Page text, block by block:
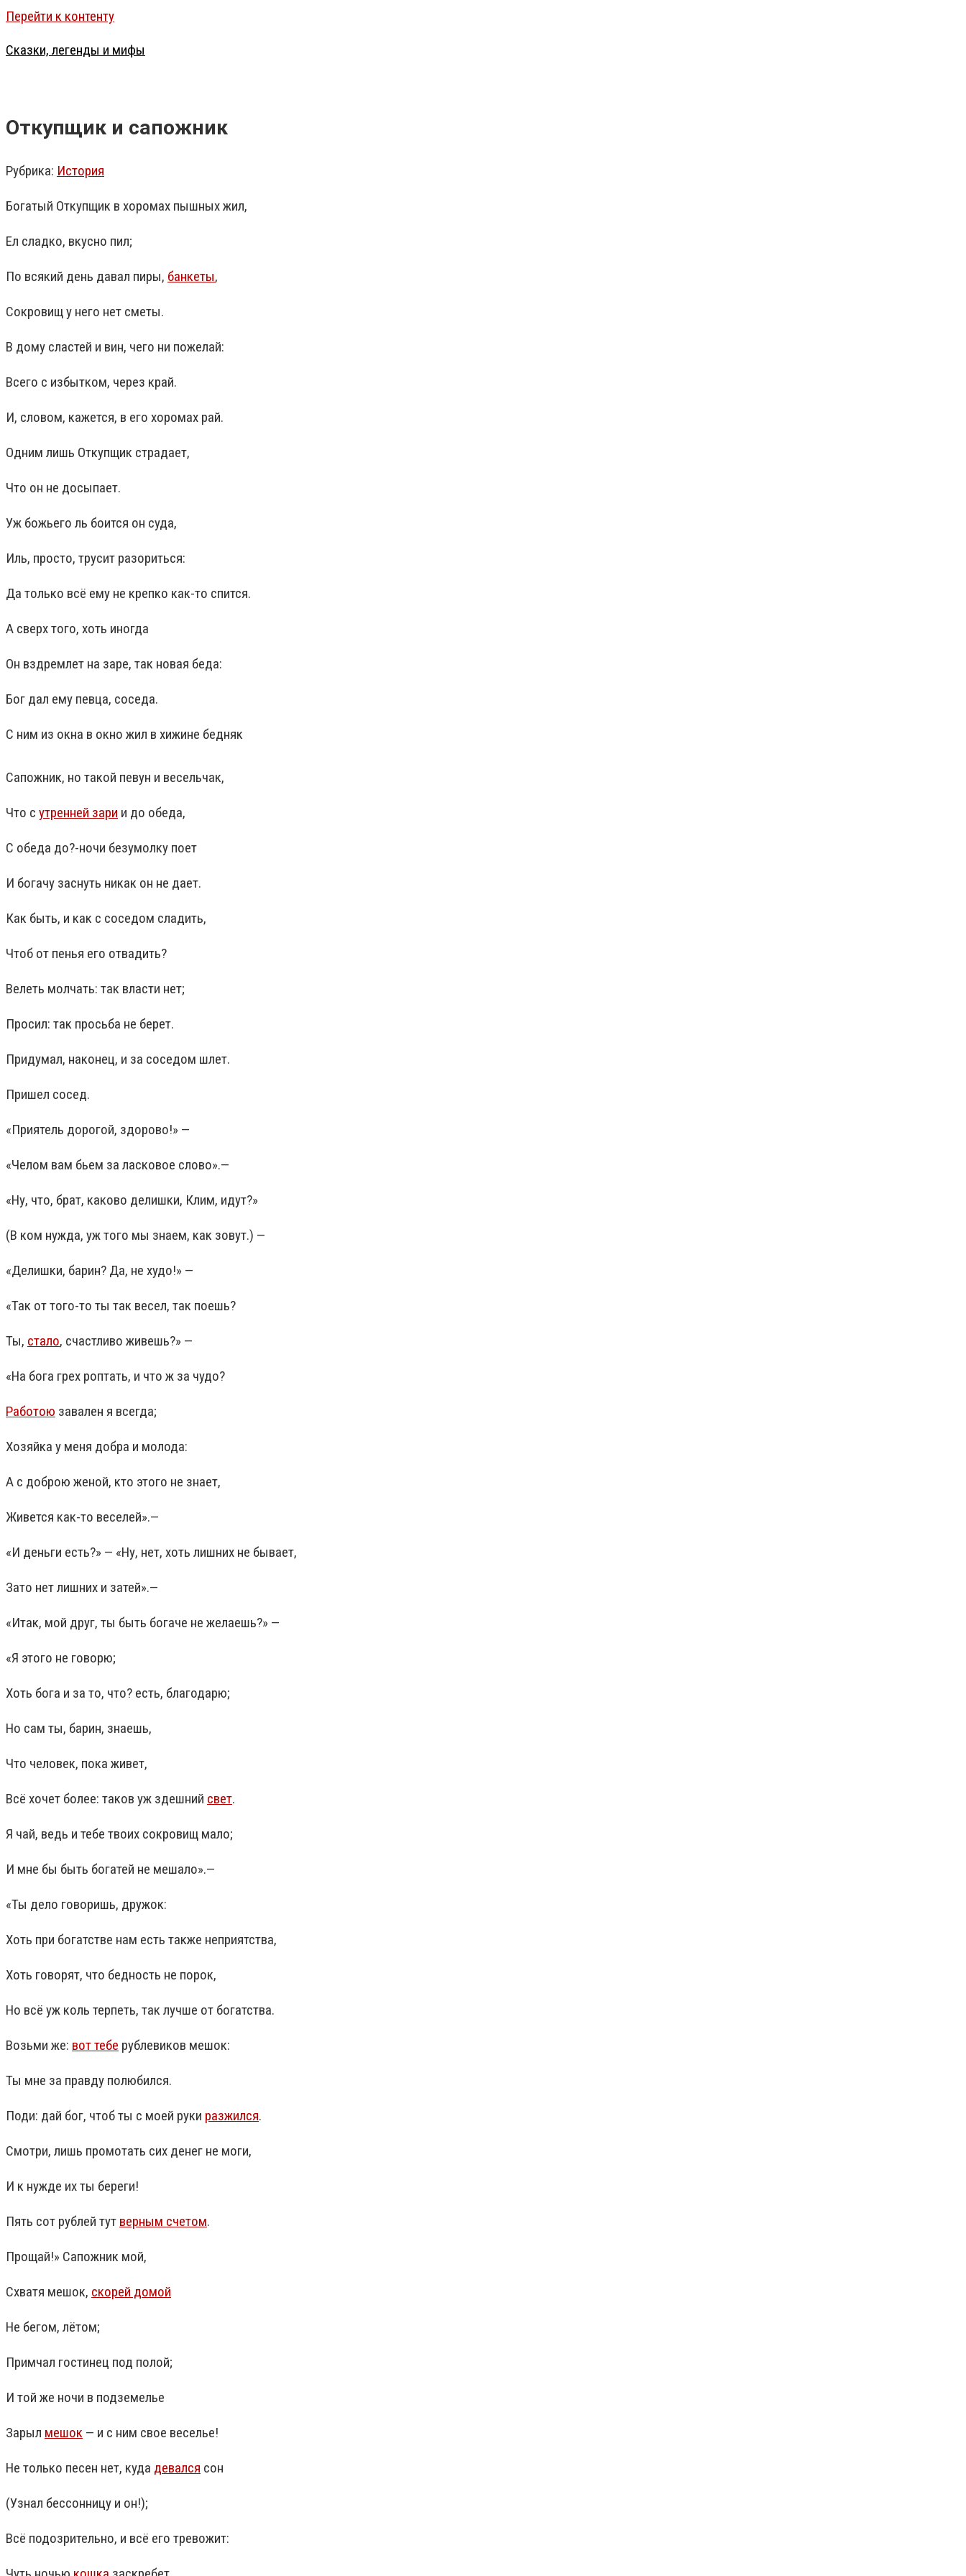
Перейти к контенту
Сказки, легенды и мифы
Откупщик и сапожник
Рубрика: История
Богатый Откупщик в хоромах пышных жил,
Ел сладко, вкусно пил;
По всякий день давал пиры, банкеты,
Сокровищ у него нет сметы.
В дому сластей и вин, чего ни пожелай:
Всего с избытком, через край.
И, словом, кажется, в его хоромах рай.
Одним лишь Откупщик страдает,
Что он не досыпает.
Уж божьего ль боится он суда,
Иль, просто, трусит разориться:
Да только всё ему не крепко как-то спится.
А сверх того, хоть иногда
Он вздремлет на заре, так новая беда:
Бог дал ему певца, соседа.
С ним из окна в окно жил в хижине бедняк
Сапожник, но такой певун и весельчак,
Что с утренней зари и до обеда,
С обеда до?-ночи безумолку поет
И богачу заснуть никак он не дает.
Как быть, и как с соседом сладить,
Чтоб от пенья его отвадить?
Велеть молчать: так власти нет;
Просил: так просьба не берет.
Придумал, наконец, и за соседом шлет.
Пришел сосед.
«Приятель дорогой, здорово!» —
«Челом вам бьем за ласковое слово».—
«Ну, что, брат, каково делишки, Клим, идут?»
(В ком нужда, уж того мы знаем, как зовут.) —
«Делишки, барин? Да, не худо!» —
«Так от того-то ты так весел, так поешь?
Ты, стало, счастливо живешь?» —
«На бога грех роптать, и что ж за чудо?
Работою завален я всегда;
Хозяйка у меня добра и молода:
А с доброю женой, кто этого не знает,
Живется как-то веселей».—
«И деньги есть?» — «Ну, нет, хоть лишних не бывает,
Зато нет лишних и затей».—
«Итак, мой друг, ты быть богаче не желаешь?» —
«Я этого не говорю;
Хоть бога и за то, что? есть, благодарю;
Но сам ты, барин, знаешь,
Что человек, пока живет,
Всё хочет более: таков уж здешний свет.
Я чай, ведь и тебе твоих сокровищ мало;
И мне бы быть богатей не мешало».—
«Ты дело говоришь, дружок:
Хоть при богатстве нам есть также неприятства,
Хоть говорят, что бедность не порок,
Но всё уж коль терпеть, так лучше от богатства.
Возьми же: вот тебе рублевиков мешок:
Ты мне за правду полюбился.
Поди: дай бог, чтоб ты с моей руки разжился.
Смотри, лишь промотать сих денег не моги,
И к нужде их ты береги!
Пять сот рублей тут верным счетом.
Прощай!» Сапожник мой,
Схватя мешок, скорей домой
Не бегом, лётом;
Примчал гостинец под полой;
И той же ночи в подземелье
Зарыл мешок — и с ним свое веселье!
Не только песен нет, куда девался сон
(Узнал бессонницу и он!);
Всё подозрительно, и всё его тревожит: